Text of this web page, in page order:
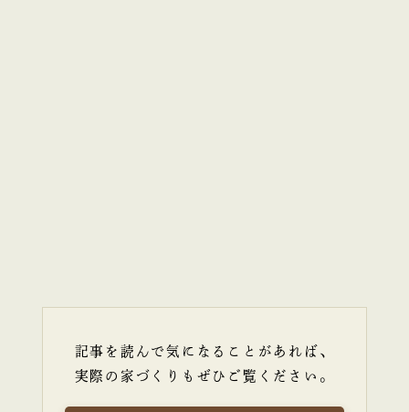
記事を読んで気になることがあれば、
実際の家づくりもぜひご覧ください。